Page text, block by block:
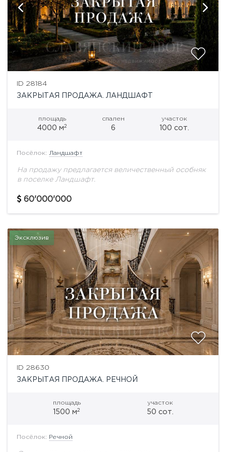
ID 28184
ЗАКРЫТАЯ ПРОДАЖА. ЛАНДШАФТ
площадь
4000 м2
спален
6
участок
100 сот.
Посёлок: Ландшафт
На продажу предлагается величественный особняк
в поселке Ландшафт.
60'000'000
Эксклюзив
ID 28630
ЗАКРЫТАЯ ПРОДАЖА. РЕЧНОЙ
площадь
1500 м2
участок
50 сот.
Посёлок: Речной